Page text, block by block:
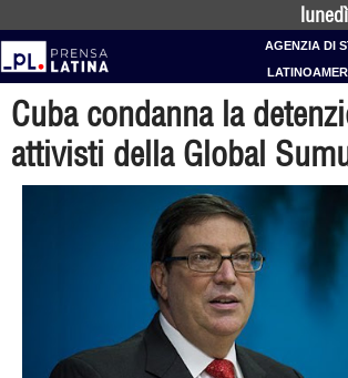
AGENZIA DI
Cuba condanna la
attivisti della Global